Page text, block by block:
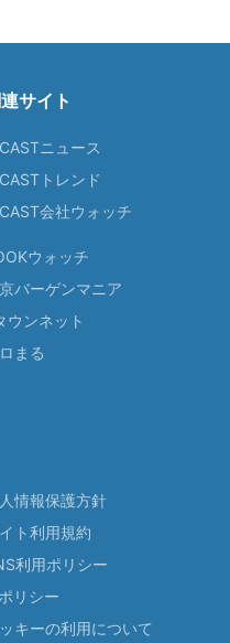
サイト
ニュース
トレンド
会社ウォッチ
ウォッチ
バーゲンマニア
ウンネット
まる
情報保護方針
ト利用規約
利用ポリシー
リシー
キーの利用について